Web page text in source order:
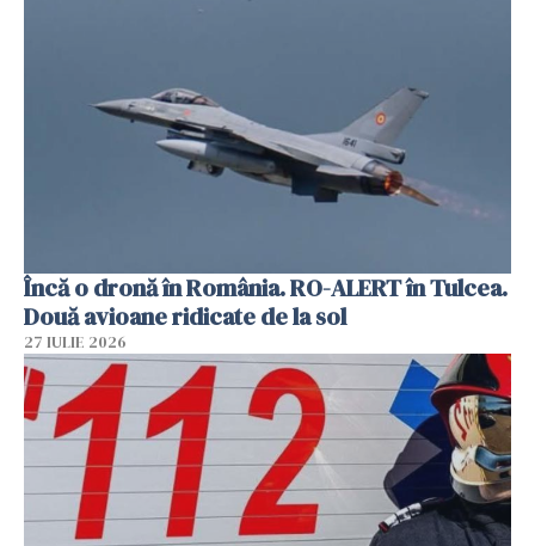
Încă o dronă în România. RO-ALERT în Tulcea.
Două avioane ridicate de la sol
27 IULIE 2026